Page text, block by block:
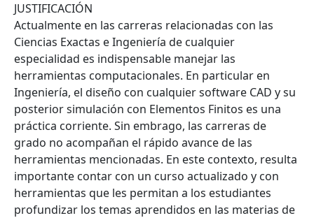
JUSTIFICACIÓN
Actualmente en las carreras relacionadas con las
Ciencias Exactas e Ingeniería de cualquier
especialidad es indispensable manejar las
herramientas computacionales. En particular en
Ingeniería, el diseño con cualquier software CAD y su
posterior simulación con Elementos Finitos es una
práctica corriente. Sin embrago, las carreras de
grado no acompañan el rápido avance de las
herramientas mencionadas. En este contexto, resulta
importante contar con un curso actualizado y con
herramientas que les permitan a los estudiantes
profundizar los temas aprendidos en las materias de